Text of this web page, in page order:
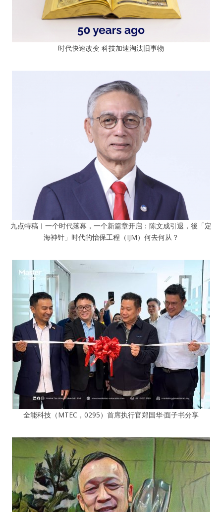
时代快速改变 科技加速淘汰旧事物
九点特稿︱一个时代落幕，一个新篇章开启：陈文成引退，後「定
海神针」时代的怡保工程（IJM）何去何从？
全能科技（MTEC，0295）首席执行官郑国华·面子书分享